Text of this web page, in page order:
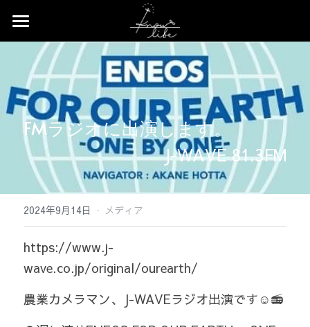
Home
News
Profile
Works
Event
Contact
Shop
FMラジオに出演します。
J-WAVE 81.3FM
2024年9月14日 · メディア
https://www.j-
wave.co.jp/original/ourearth/
農業カメラマン、J-WAVEラジオ出演です☺️📻
ストアカテゴリー
すべてのカテゴリー